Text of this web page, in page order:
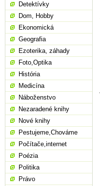
Detektívky
Dom, Hobby
Ekonomická
Geografia
Ezoterika, záhady
Foto,Optika
História
Medicína
Náboženstvo
Nezaradené knihy
Nové knihy
Pestujeme,Chováme
Počítače,internet
Poézia
Politika
Právo